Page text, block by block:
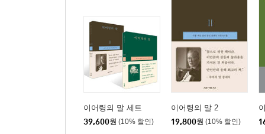
4. 문명의 장
베르투스 아폐스_네덜란드 국경 예찬 199
앙드레 말로_그리스 송 204
라빈드라나트 타고르_동양과 서양 212
니코스 카잔차키스_이방의 여인들 216
이어령의 말 세트
39,600원 (10% 할인)
이어령의 말 2
19,800원 (10% 할인)